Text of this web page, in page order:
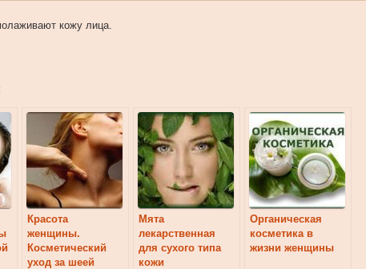
кожу лица.
Красота
женщины.
Косметический
уход за шеей
Мята
лекарственная
для сухого типа
кожи
Органическая
косметика в
жизни женщины